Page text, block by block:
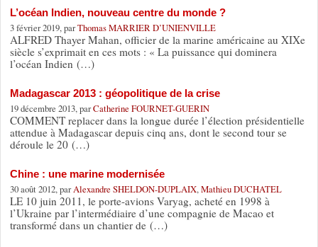
L’océan Indien, nouveau centre du monde ?
3 février 2019, parThomas MARRIER D’UNIENVILLE
ALFRED Thayer Mahan, officier de la marine américaine au XIXe
siècle s’exprimait en ces mots : « La puissance qui dominera
l’océan Indien (…)
Madagascar 2013 : géopolitique de la crise
19 décembre 2013, parCatherine FOURNET-GUERIN
COMMENT replacer dans la longue durée l’élection présidentielle
attendue à Madagascar depuis cinq ans, dont le second tour se
déroule le 20 (…)
Chine : une marine modernisée
30 août 2012, parAlexandre SHELDON-DUPLAIX, Mathieu DUCHATEL
LE 10 juin 2011, le porte-avions Varyag, acheté en 1998 à
l’Ukraine par l’intermédiaire d’une compagnie de Macao et
transformé dans un chantier de (…)